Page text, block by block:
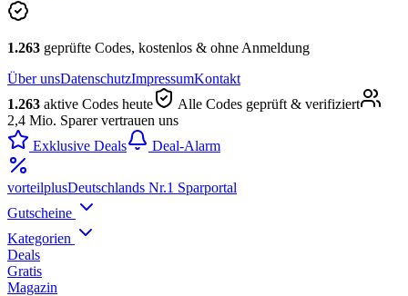
1.263 geprüfte Codes, kostenlos & ohne Anmeldung
Über unsDatenschutzImpressumKontakt
1.263 aktive Codes heute
Alle Codes geprüft & verifiziert
2,4 Mio. Sparer vertrauen uns
Exklusive Deals
Deal-Alarm
vorteilplusDeutschlands Nr.1 Sparportal
Gutscheine
Kategorien
Deals
Gratis
Magazin